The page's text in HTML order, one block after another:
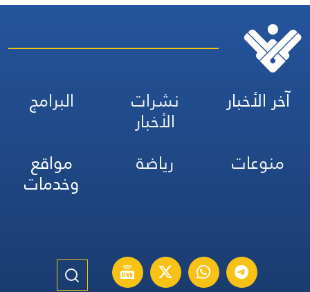
آخر الأخبار نشرات
الأخبار
البرامج
منوعات
رياضة مواقع
وخدمات